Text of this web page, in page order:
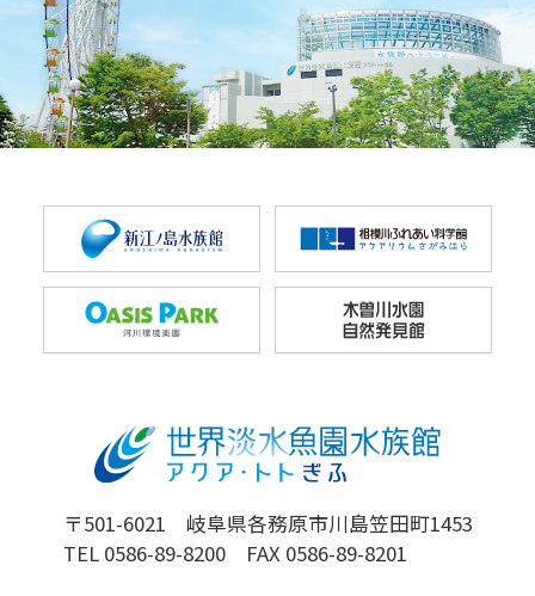
〒501-6021 岐阜県各務原市川島笠田町1453
TEL 0586-89-8200 FAX 0586-89-8201